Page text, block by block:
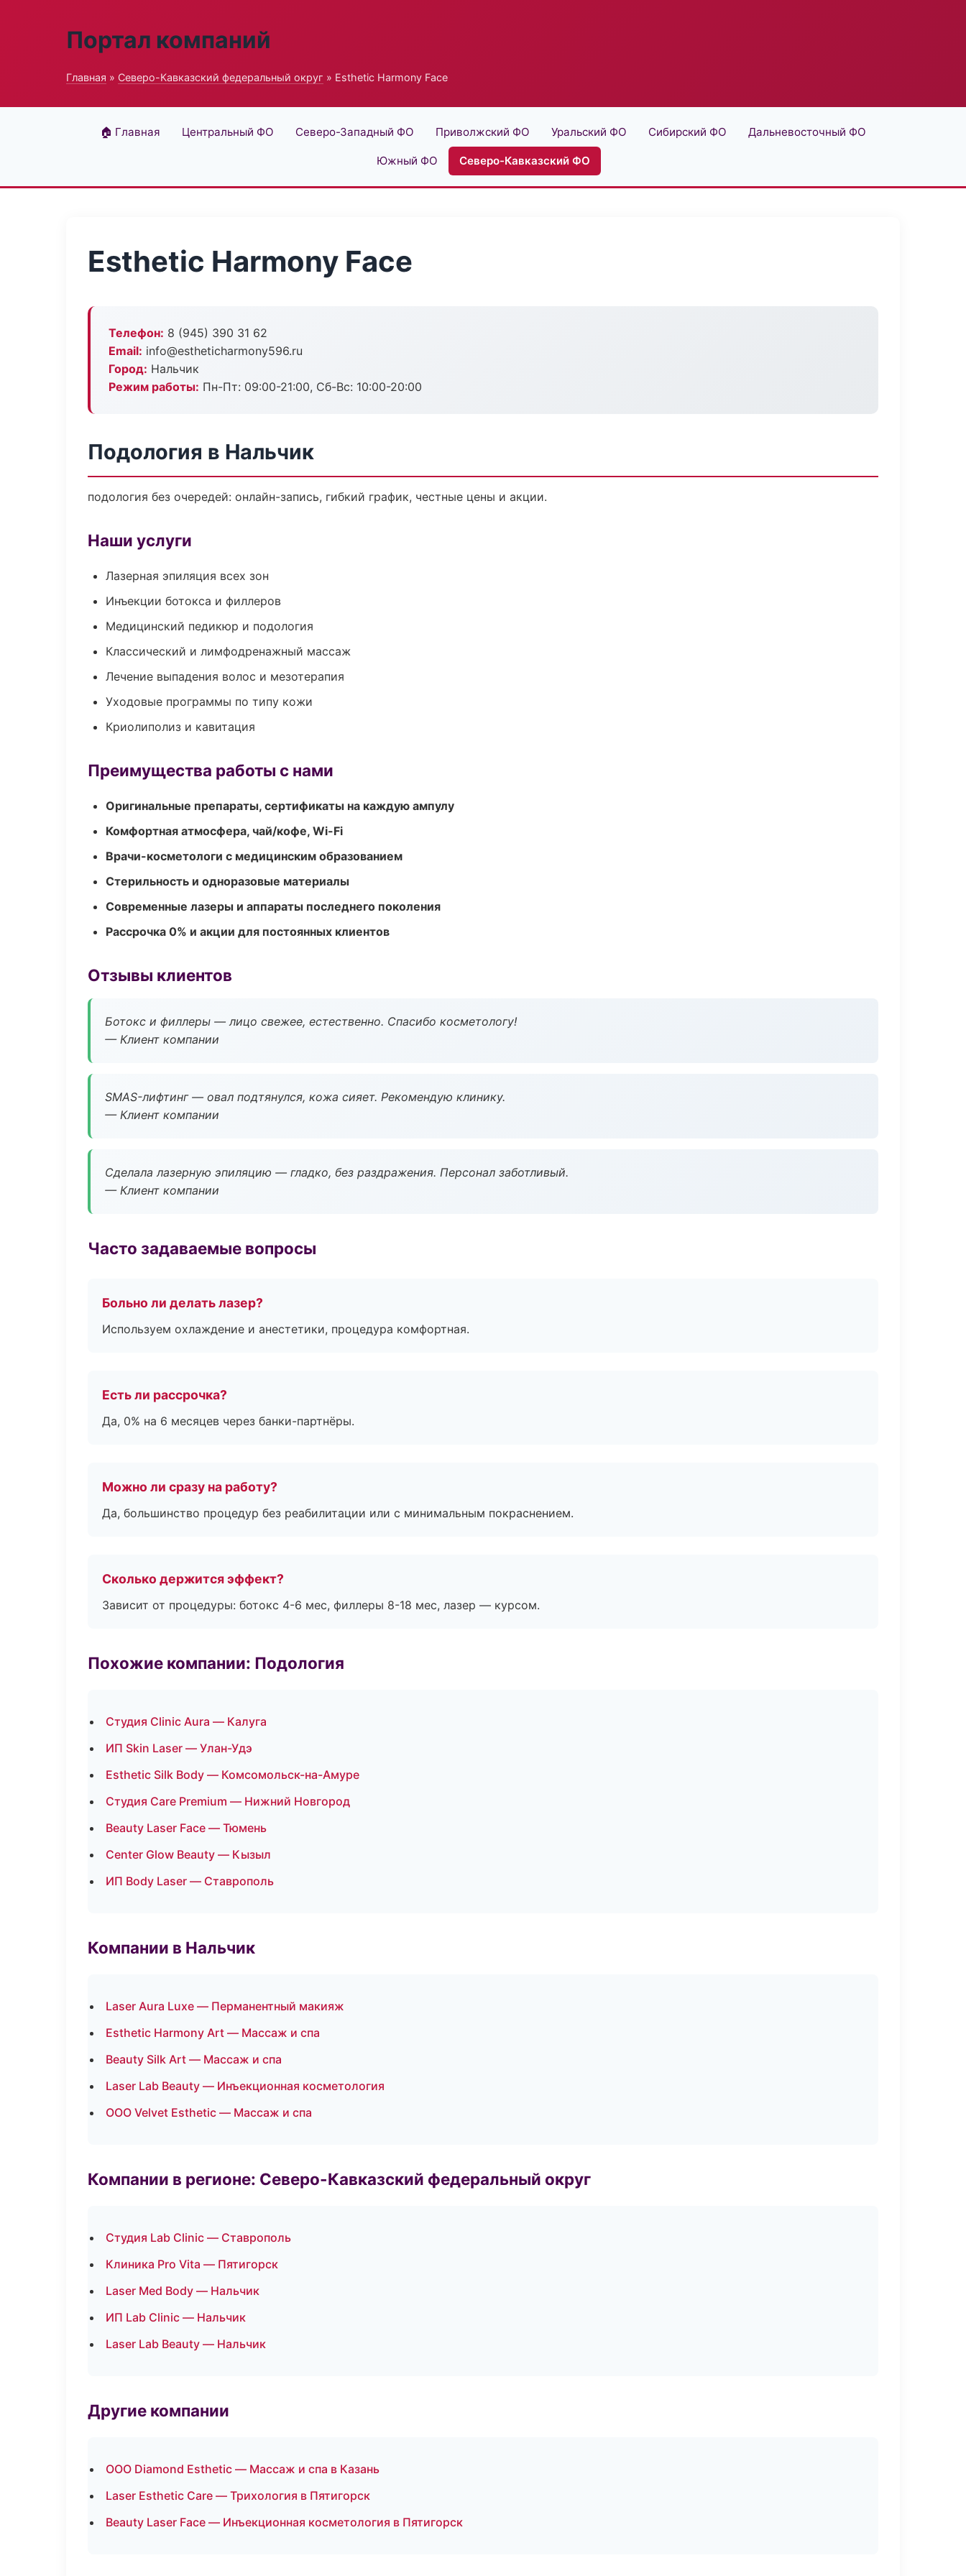
Портал компаний
Главная » Северо-Кавказский федеральный округ » Esthetic Harmony Face
🏠 Главная Центральный ФО Северо-Западный ФО Приволжский ФО Уральский ФО Сибирский ФО Дальневосточный ФО
Южный ФО Северо-Кавказский ФО
Esthetic Harmony Face
Телефон: 8 (945) 390 31 62
Email: info@estheticharmony596.ru
Город: Нальчик
Режим работы: Пн-Пт: 09:00-21:00, Сб-Вс: 10:00-20:00
Подология в Нальчик
подология без очередей: онлайн-запись, гибкий график, честные цены и акции.
Наши услуги
Лазерная эпиляция всех зон
Инъекции ботокса и филлеров
Медицинский педикюр и подология
Классический и лимфодренажный массаж
Лечение выпадения волос и мезотерапия
Уходовые программы по типу кожи
Криолиполиз и кавитация
Преимущества работы с нами
Оригинальные препараты, сертификаты на каждую ампулу
Комфортная атмосфера, чай/кофе, Wi-Fi
Врачи-косметологи с медицинским образованием
Стерильность и одноразовые материалы
Современные лазеры и аппараты последнего поколения
Рассрочка 0% и акции для постоянных клиентов
Отзывы клиентов
Ботокс и филлеры — лицо свежее, естественно. Спасибо косметологу!
— Клиент компании
SMAS-лифтинг — овал подтянулся, кожа сияет. Рекомендую клинику.
— Клиент компании
Сделала лазерную эпиляцию — гладко, без раздражения. Персонал заботливый.
— Клиент компании
Часто задаваемые вопросы
Больно ли делать лазер?
Используем охлаждение и анестетики, процедура комфортная.
Есть ли рассрочка?
Да, 0% на 6 месяцев через банки-партнёры.
Можно ли сразу на работу?
Да, большинство процедур без реабилитации или с минимальным покраснением.
Сколько держится эффект?
Зависит от процедуры: ботокс 4-6 мес, филлеры 8-18 мес, лазер — курсом.
Похожие компании: Подология
Студия Clinic Aura — Калуга
ИП Skin Laser — Улан-Удэ
Esthetic Silk Body — Комсомольск-на-Амуре
Студия Care Premium — Нижний Новгород
Beauty Laser Face — Тюмень
Center Glow Beauty — Кызыл
ИП Body Laser — Ставрополь
Компании в Нальчик
Laser Aura Luxe — Перманентный макияж
Esthetic Harmony Art — Массаж и спа
Beauty Silk Art — Массаж и спа
Laser Lab Beauty — Инъекционная косметология
ООО Velvet Esthetic — Массаж и спа
Компании в регионе: Северо-Кавказский федеральный округ
Студия Lab Clinic — Ставрополь
Клиника Pro Vita — Пятигорск
Laser Med Body — Нальчик
ИП Lab Clinic — Нальчик
Laser Lab Beauty — Нальчик
Другие компании
ООО Diamond Esthetic — Массаж и спа в Казань
Laser Esthetic Care — Трихология в Пятигорск
Beauty Laser Face — Инъекционная косметология в Пятигорск